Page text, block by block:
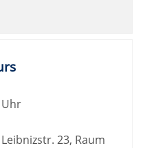
Uhr
23, Raum